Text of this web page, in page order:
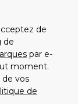
de
de
par e-
moment.
vos
de